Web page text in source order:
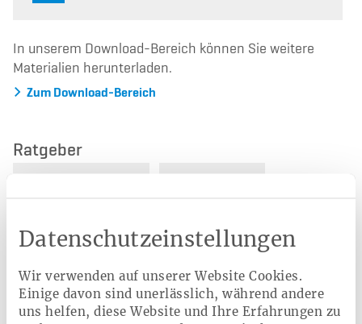
Datenschutzeinstellungen
Wir verwenden auf unserer Website Cookies.
Einige davon sind unerlässlich, während andere
uns helfen, diese Website und Ihre Erfahrungen zu
In unserem Download-Bereich können Sie weitere
Materialien herunterladen.
Zum Download-Bereich
Ratgeber
Verwandte Leistungen